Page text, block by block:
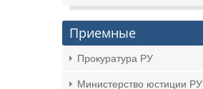
Приемные
Прокуратура РУ
Министерство юстиции РУ